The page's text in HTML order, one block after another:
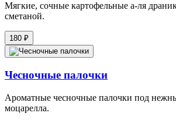
Мягкие, сочные картофельные а-ля
сметаной.
180 ₽
Чесночные палочки
Ароматные чесночные палочки под
моцарелла.